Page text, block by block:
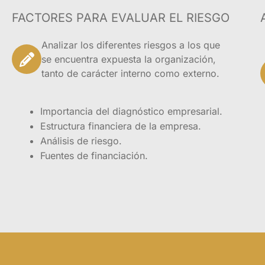
empresa, la
indicadores del
maximización de
Es necesario,
identificar los
cuál es la
como todos los
funcionamiento.
minimicen las
Dirigido a
key
liderazgo
FACTORES PARA EVALUAR EL RIESGO
Analizar los diferentes riesgos a los que
se encuentra expuesta la organización,
tanto de carácter interno como externo.
Importancia del diagnóstico empresarial.
Estructura financiera de la empresa.
Análisis de riesgo.
Fuentes de financiación.